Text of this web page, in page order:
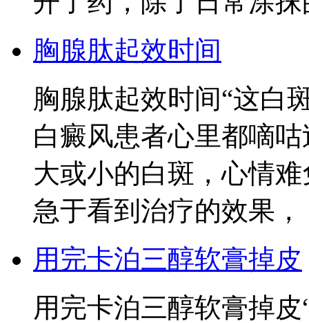
胸腺肽起效时间
胸腺肽起效时间“这白
白癜风患者心里都嘀
大或小的白斑，心情
急于看到治疗的效果，
用完卡泊三醇软膏掉皮
用完卡泊三醇软膏掉